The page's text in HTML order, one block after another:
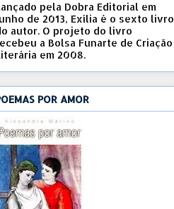
pela Dobra Editorial em
de 2013, Exília é o sexto livro
autor. O projeto do livro
a Bolsa Funarte de Criação
em 2008.
POR AMOR